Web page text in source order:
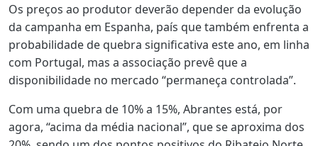
Os preços ao produtor deverão depender da evolução
da campanha em Espanha, país que também enfrenta a
probabilidade de quebra significativa este ano, em linha
com Portugal, mas a associação prevê que a
disponibilidade no mercado “permaneça controlada”.
Com uma quebra de 10% a 15%, Abrantes está, por
agora, “acima da média nacional”, que se aproxima dos